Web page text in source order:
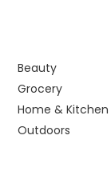
Beauty
Grocery
Home & Kitchen
Outdoors